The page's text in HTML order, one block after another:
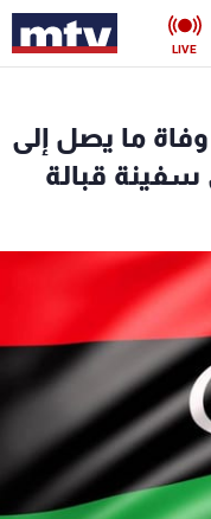
LIVE
ما يصل إلى
سفينة قبالة